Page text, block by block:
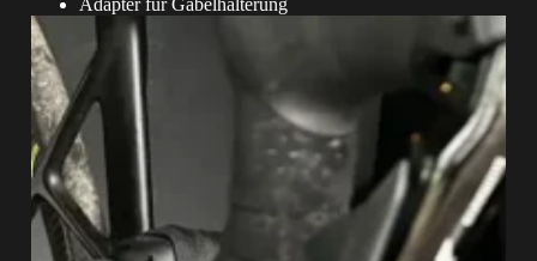
Adapter für Gabelhalterung